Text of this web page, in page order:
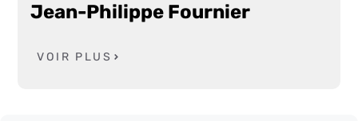
Jean-Philippe Fournier
VOIR PLUS